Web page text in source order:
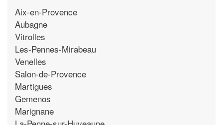
Aix-en-Provence
Aubagne
Vitrolles
Les-Pennes-Mirabeau
Venelles
Salon-de-Provence
Martigues
Gemenos
Marignane